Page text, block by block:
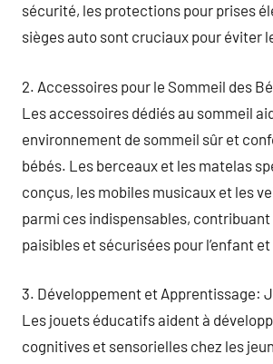
sécurité, les protections pour prises
sièges auto sont cruciaux pour éviter
2. Accessoires pour le Sommeil des
Les accessoires dédiés au sommeil
environnement de sommeil sûr et
bébés. Les berceaux et les matelas
conçus, les mobiles musicaux et les
parmi ces indispensables, contribuant
paisibles et sécurisées pour l’enfant
3. Développement et Apprentissage:
Les jouets éducatifs aident à
cognitives et sensorielles chez les